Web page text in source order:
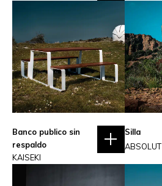
Banco publico sin
respaldo
KAISEKI
Silla
ABSOLUT